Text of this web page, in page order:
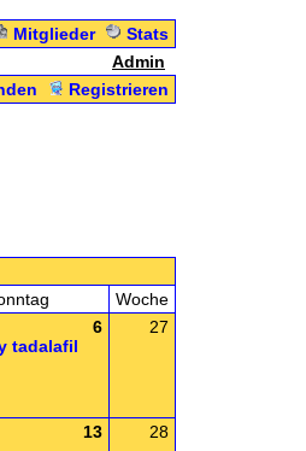
Mitglieder
Stats
Admin
Registrieren
Woche
6
tadalafil
27
13 28